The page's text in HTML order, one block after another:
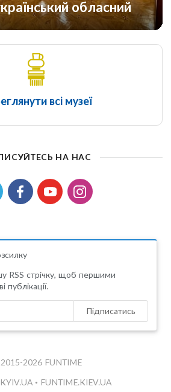
обласний
всі музеї
НА НАС
RSS стрічку, щоб першими
публікації.
Підписатись
2026 FUNTIME
• FUNTIME.KIEV.UA